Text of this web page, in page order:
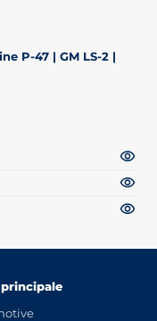
P-47 | GM LS-2 |